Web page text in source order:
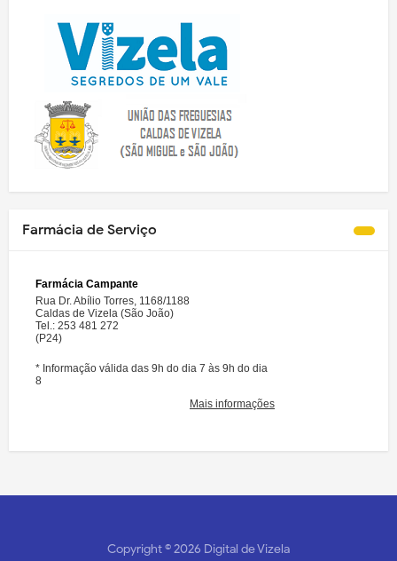
Farmácia de Serviço
Copyright ©2026 Digital de Vizela